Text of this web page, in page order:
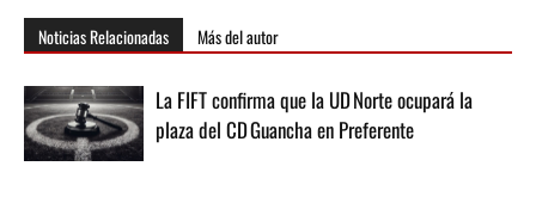
Noticias Relacionadas Más del autor
La FIFT confirma que la UD Norte ocupará la
plaza del CD Guancha en Preferente